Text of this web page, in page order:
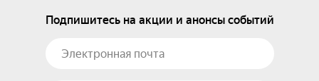
Подпишитесь на акции и анонсы событий